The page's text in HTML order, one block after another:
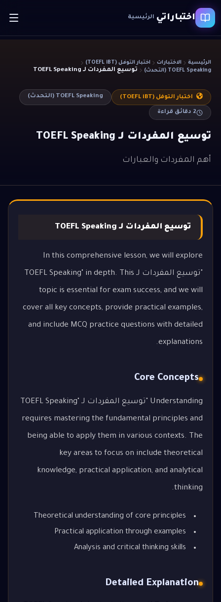
اختباراتي الرئيسية
الرئيسية الاختبارات
اختبار التوفل (TOEFL iBT)
TOEFL Speaking (التحدث)
توسيع المفردات لـ TOEFL Speaking
اختبار التوفل (TOEFL iBT) TOEFL Speaking (التحدث)
2 دقائق قراءة
توسيع المفردات لـ TOEFL Speaking
أهم المفردات والعبارات
توسيع المفردات لـ TOEFL Speaking
In this comprehensive lesson, we will explore
"توسيع المفردات لـ TOEFL Speaking" in depth. This
topic is essential for exam success, and we will
cover all key concepts, provide practical examples,
and include MCQ practice questions with detailed
explanations.
Core Concepts
Understanding "توسيع المفردات لـ TOEFL Speaking"
requires mastering the fundamental principles and
being able to apply them in various contexts. The
key areas to focus on include theoretical
knowledge, practical application, and analytical
thinking.
Theoretical understanding of core principles
Practical application through examples
Analysis and critical thinking skills
Detailed Explanation